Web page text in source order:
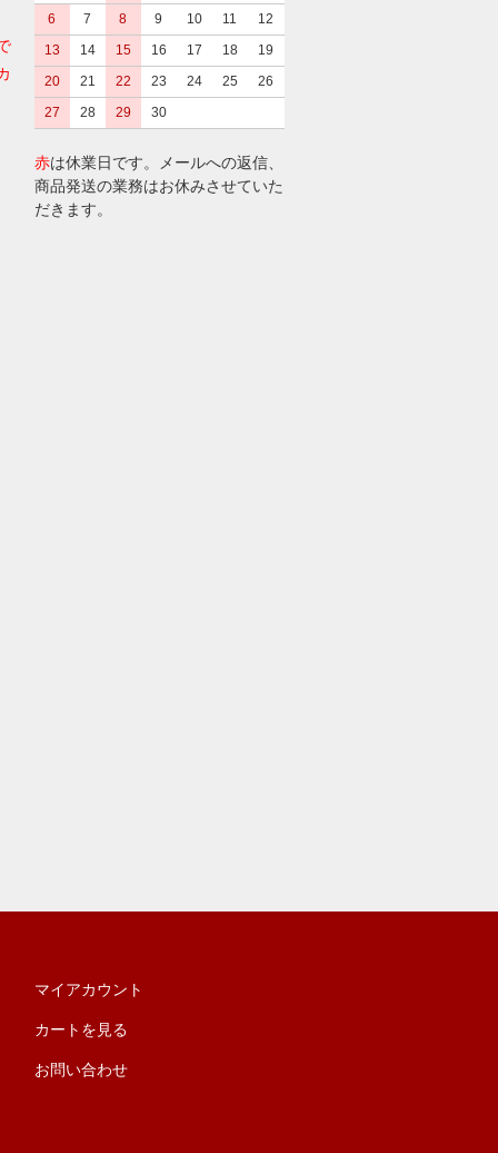
6
7 8 9 10 11
12
13
14 15 16 17 18
19
20
21 22 23 24 25
26
27
28 29 30
赤は休業日です。メールへの返信、
商品発送の業務はお休みさせていた
だきます。
マイアカウント
カートを見る
お問い合わせ